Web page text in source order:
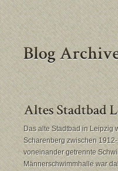
Das alte Stadtbad in Leipzig
Scharenberg zwischen
voneinander getrennte
Männerschwimmhalle war